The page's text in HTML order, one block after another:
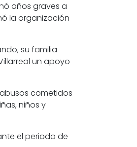
años graves a
la organización
su familia
un apoyo
cometidos
niños y
el periodo de